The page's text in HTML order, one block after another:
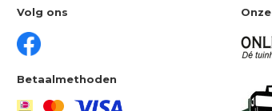
Volg ons
Betaalmethoden